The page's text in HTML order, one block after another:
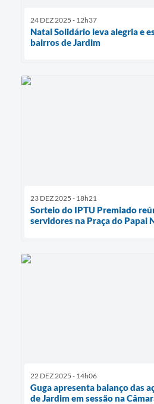
24 DEZ 2025 - 12h37
Natal Solidário leva alegria e
bairros de Jardim
23 DEZ 2025 - 18h21
Sorteio do IPTU Premiado
servidores na Praça do Papai
22 DEZ 2025 - 14h06
Guga apresenta balanço das
de Jardim em sessão na